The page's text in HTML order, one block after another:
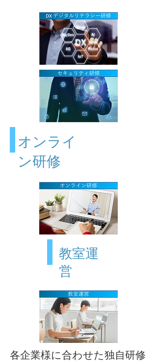
​オンライ
ン研修
​教室運
営
各企業様に合わせた独自研修